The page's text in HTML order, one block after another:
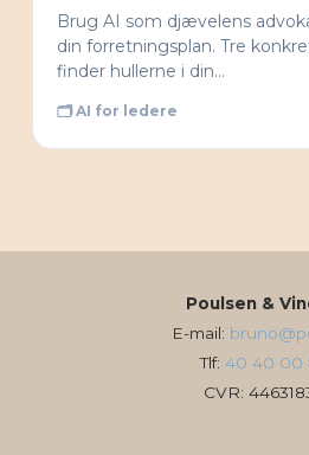
Brug AI som djævelens
din forretningsplan. Tre
finder hullerne i din…
🗂 AI for ledere
Poulsen &
E-mail:
Tlf: 40 40 00
CVR: